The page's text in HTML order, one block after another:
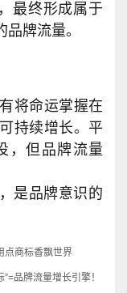
最终形成属于
牌流量。
将命运掌握在
持续增长。平
，但品牌流量
是品牌意识的
点商标香飘世界
品牌流量增长引擎！